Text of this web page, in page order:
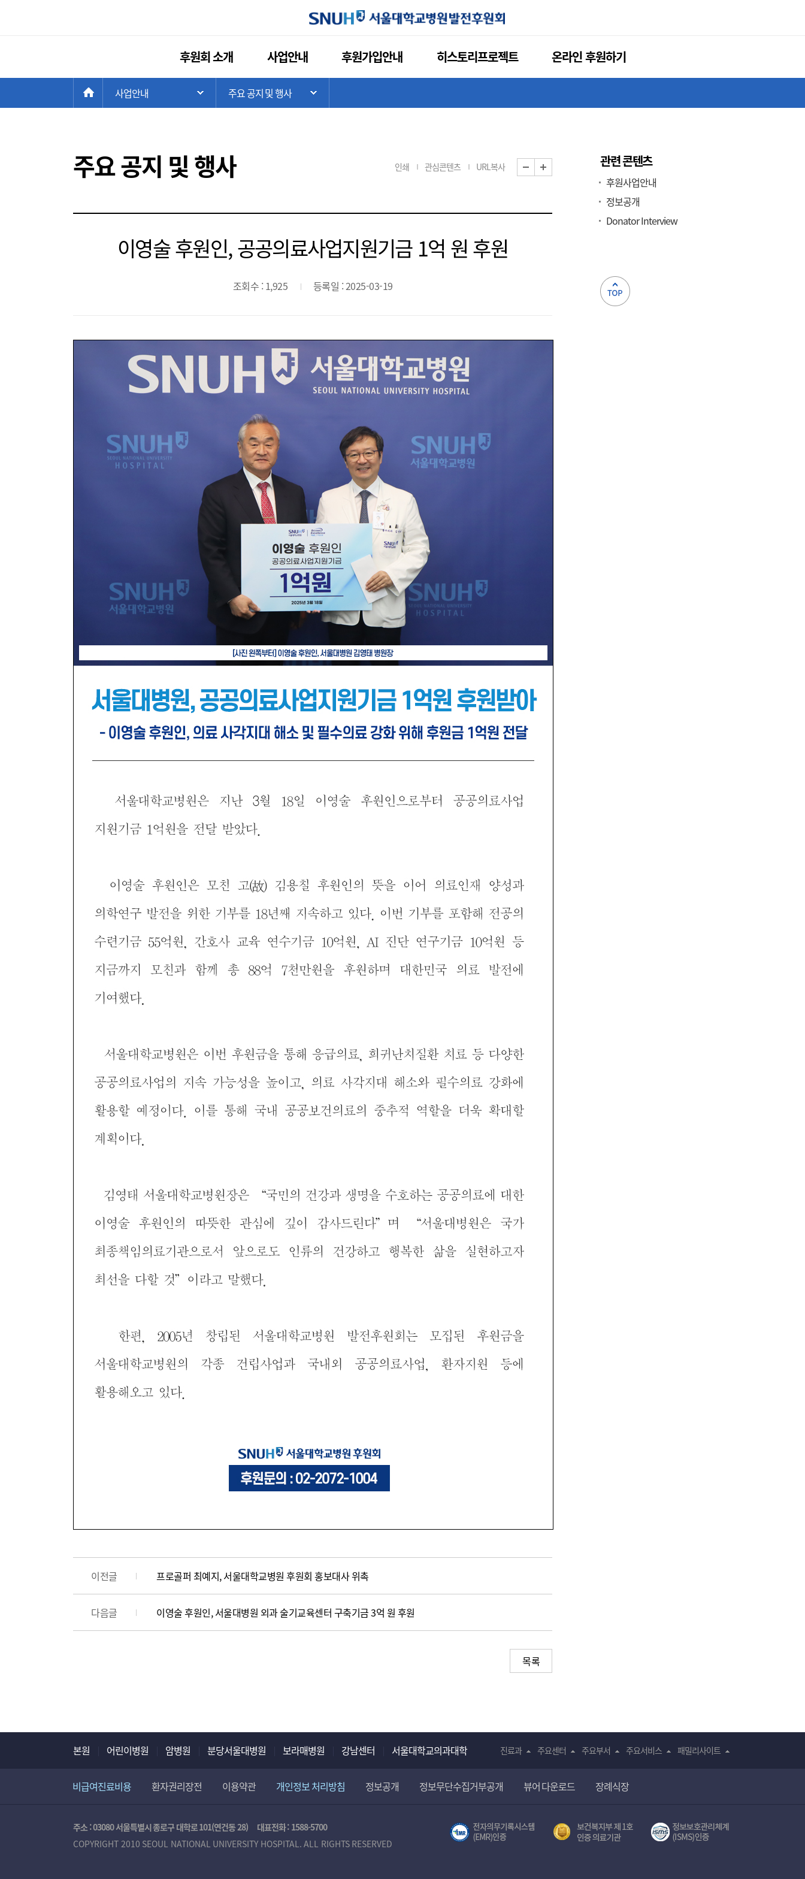
후원회 소개 사업안내 후원가입안내 히스토리프로젝트 온라인 후원하기
HOME
사업안내 주 메뉴 목록 열기
주요 공지 및 행사
인쇄 관심콘텐츠 URL복사 화면 축소
주요 공지 및 행사
이영술 후원인, 공공의료사업지원기금 1억 원 후원
조회수 : 1,925 등록일 : 2025-03-19
이전글 프로골퍼 최예지, 서울대학교병원 후원회 홍보대사 위촉
다음글 이영술 후원인, 서울대병원 외과 술기교육센터 구축기금 3억 원 후원
목록
관련 콘텐츠
후원사업안내
정보공개
Donator Interview
본원 어린이병원 암병원 분당서울대병원 보라매병원 강남센터 서울대학교의과대학 진료과 주요센터 주요부서 주요서비스 패밀리사이트
비급여진료비용 환자권리장전 이용약관 개인정보 처리방침 정보공개 정보무단수집거부공개 뷰어 다운로드 장례식장
주소 : 03080 서울특별시 종로구 대학로 101(연건동 28) 대표전화 : 1588-5700
COPYRIGHT 2010 SEOUL NATIONAL UNIVERSITY HOSPITAL. ALL RIGHTS RESERVED
전자의무기록시스템(SNUH BESTCare 2.0)
보건복지부 제 1호